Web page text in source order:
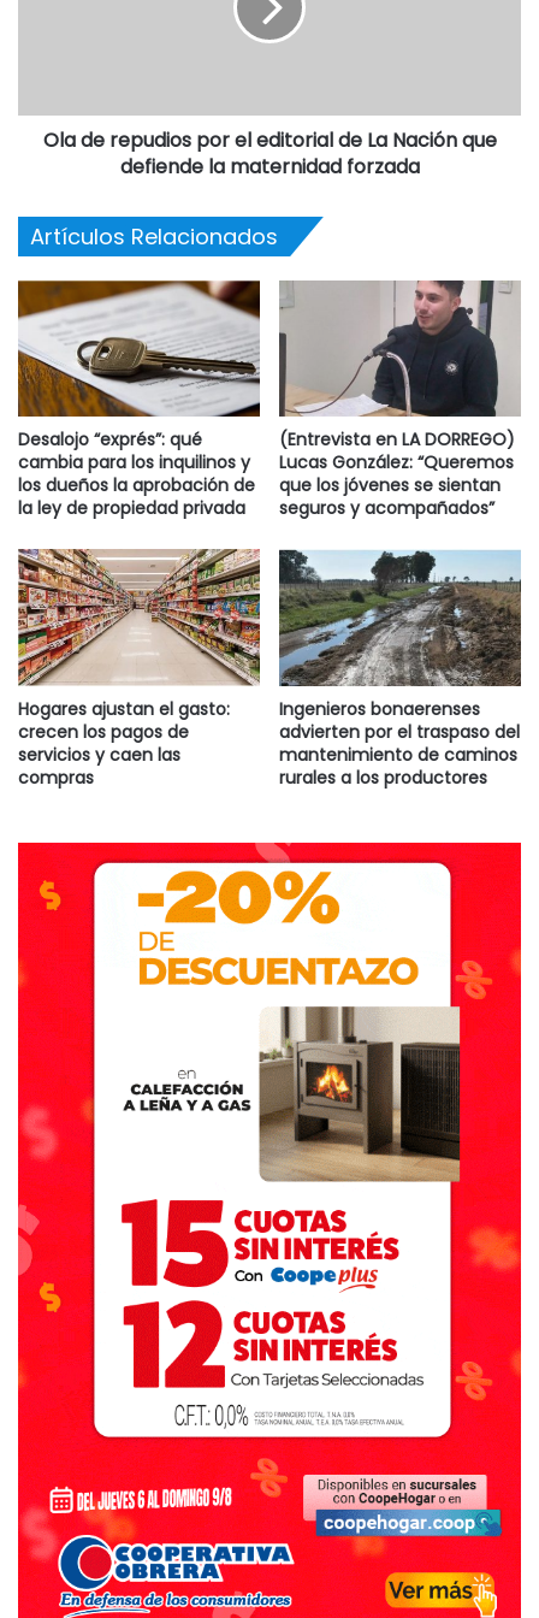
señalaron y enfatizaron: “el tiempo vale oro en estos
Desde el frente sindical ponen de manifiesto que la
negociación 2018 se encuentra sin cerrar y que “es
necesaria una urgente recomposición salarial”, y, al mismo
garantizar el inicio de clases.
“La discusión por el salario docente es ardua y compleja.
No podemos seguir perdiendo tiempo a un mes y cinco
días del inicio de clases”, recalcaron.
Ola de repudios por el editorial de La Nación que
defiende la maternidad forzada
Artículos Relacionados
Desalojo “exprés”: qué
cambia para los inquilinos y
los dueños la aprobación de
la ley de propiedad privada
(Entrevista en LA DORREGO)
Lucas González: “Queremos
que los jóvenes se sientan
seguros y acompañados”
Hogares ajustan el gasto:
crecen los pagos de
servicios y caen las
compras
Ingenieros bonaerenses
advierten por el traspaso del
mantenimiento de caminos
rurales a los productores